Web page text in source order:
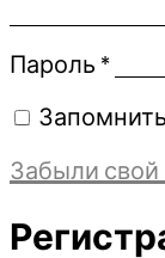
Пароль *
Забыли свой